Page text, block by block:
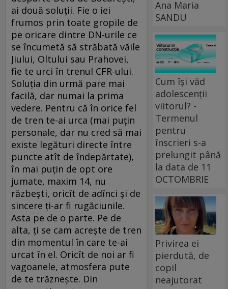
ai două soluţii. Fie o iei
frumos prin toate gropile de
pe oricare dintre DN-urile ce
se încumetă să străbată văile
Jiului, Oltului sau Prahovei,
fie te urci în trenul CFR-ului.
Soluţia din urmă pare mai
facilă, dar numai la prima
vedere. Pentru că în orice fel
de tren te-ai urca (mai puţin
personale, dar nu cred să mai
existe legături directe între
puncte atît de îndepărtate),
în mai puţin de opt ore
jumate, maxim 14, nu
răzbeşti, oricît de adînci şi de
sincere ţi-ar fi rugăciunile.
Asta pe de o parte. Pe de
alta, ţi se cam acreşte de tren
din momentul în care te-ai
urcat în el. Oricît de noi ar fi
vagoanele, atmosfera pute
de te trăzneşte. Din
Ana Maria
SANDU
Cum își văd
adolescenții
viitorul? -
Termenul
pentru
înscrieri s-a
prelungit până
la data de 11
OCTOMBRIE
Privirea ei
pierdută, de
copil
neajutorat